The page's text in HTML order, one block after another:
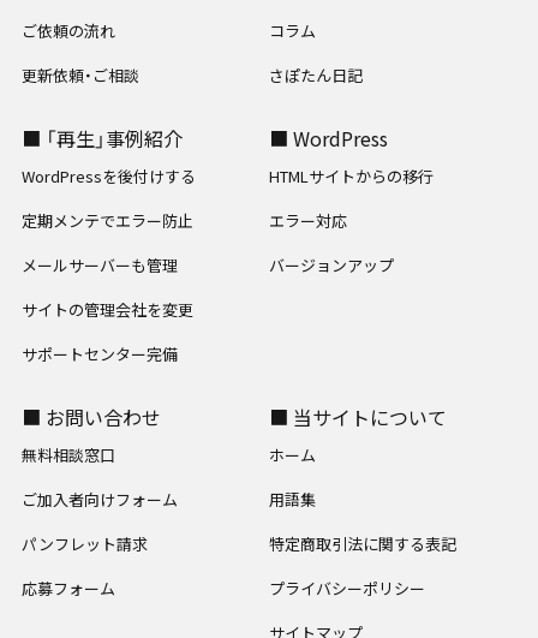
ご依頼の流れ
更新依頼・ご相談
コラム
さぽたん日記
■ 「再生」事例紹介
WordPressを後付けする
定期メンテでエラー防止
メールサーバーも管理
サイトの管理会社を変更
サポートセンター完備
■ WordPress
HTMLサイトからの移行
エラー対応
バージョンアップ
■ お問い合わせ
無料相談窓口
ご加入者向けフォーム
パンフレット請求
応募フォーム
■ 当サイトについて
ホーム
用語集
特定商取引法に関する表記
プライバシーポリシー
サイトマップ